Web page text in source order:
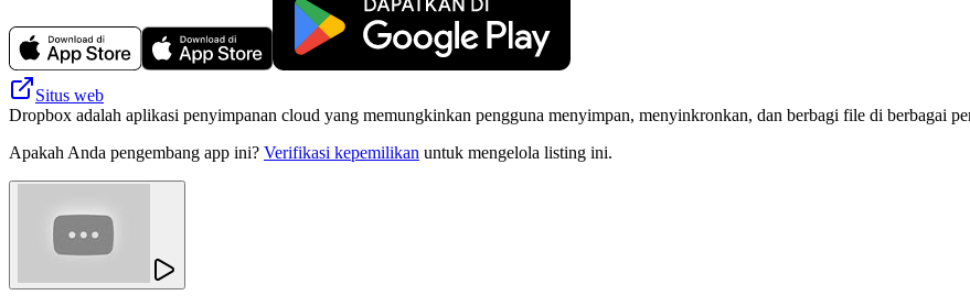
Situs web
Dropbox adalah aplikasi penyimpanan cloud yang memungkinkan pengguna menyimpan, menyinkronkan, dan berbagi file di berbagai
Apakah Anda pengembang app ini? Verifikasi kepemilikan untuk mengelola listing ini.